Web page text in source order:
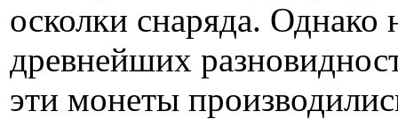
осколки снаряда. Однако
древнейших
эти монеты